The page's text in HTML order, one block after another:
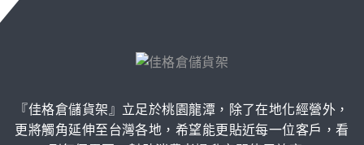
『佳格倉儲貨架』立足於桃園龍潭，除了在地化經營外，
更將觸角延伸至台灣各地，希望能更貼近每一位客戶，看